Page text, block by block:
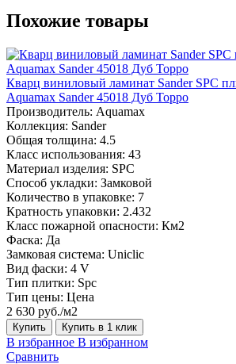
Похожие товары
Кварц виниловый ламинат Sander SPC
Aquamax Sander 45018 Дуб Торро
Производитель: Aquamax
Коллекция: Sander
Общая толщина: 4.5
Класс использования: 43
Материал изделия: SPC
Способ укладки: Замковой
Количество в упаковке: 7
Кратность упаковки: 2.432
Класс пожарной опасности: Км2
Фаска: Да
Замковая система: Uniclic
Вид фаски: 4 V
Тип плитки: Spc
Тип цены: Цена
2 630 руб./м2
Купить Купить в 1 клик
В избранное В избранном
Сравнить